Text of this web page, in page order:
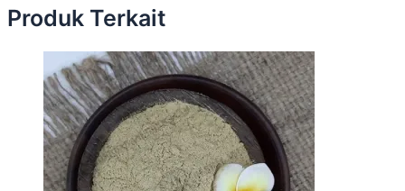
Produk Terkait